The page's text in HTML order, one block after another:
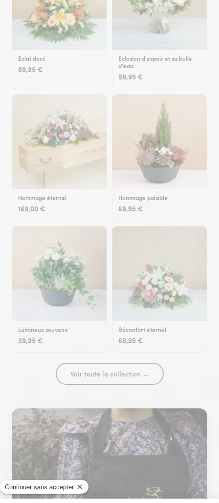
Eclat doré
89,95 €
Eclosion d'espoir et sa bulle
d'eau
59,95 €
Hommage éternel
169,00 €
Hommage paisible
69,95 €
Lumineux souvenir
39,95 €
Réconfort éternel
69,95 €
Voir toute la collection →